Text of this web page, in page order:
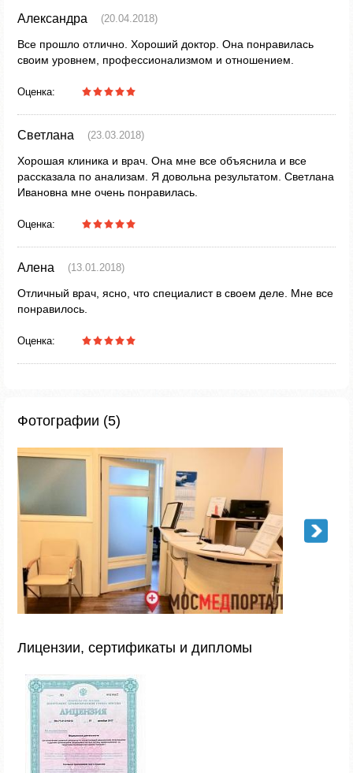
Александра (20.04.2018)
Все прошло отлично. Хороший доктор. Она понравилась
своим уровнем, профессионализмом и отношением.
Оценка:
Светлана (23.03.2018)
Хорошая клиника и врач. Она мне все объяснила и все
рассказала по анализам. Я довольна результатом. Светлана
Ивановна мне очень понравилась.
Оценка:
Алена (13.01.2018)
Отличный врач, ясно, что специалист в своем деле. Мне все
понравилось.
Оценка:
Фотографии (5)
Лицензии, сертификаты и дипломы